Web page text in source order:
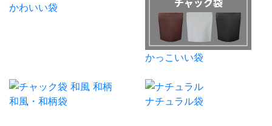
かわいい袋
かっこいい袋
和風・和柄袋 ナチュラル袋